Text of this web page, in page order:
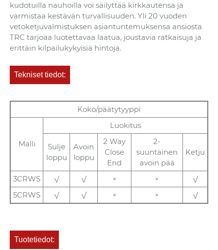
kudotuilla nauhoilla voi säilyttää kirkkautensa ja
varmistaa kestävän turvallisuuden. Yli 20 vuoden
vetoketjuvalmistuksen asiantuntemuksensa ansiosta
TRC tarjoaa luotettavaa laatua, joustavia ratkaisuja ja
erittäin kilpailukykyisiä hintoja.
Tekniset tiedot:
Koko/päätytyyppi
Malli
Luokitus
Sulje
loppu
Avoin
loppu
2 Way
Close
End
2-
suuntainen
avoin pää
Ketju
3CRWS √ √ × ×
√
5CRWS
√ √ × × √
Tuotetiedot: